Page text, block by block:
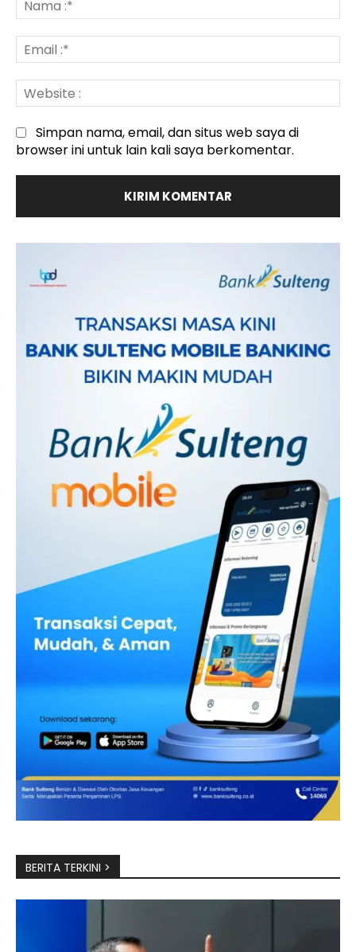
:*
:*
:
Simpan nama, email, dan situs web saya di
browser ini untuk lain kali saya berkomentar.
BERITA TERKINI >